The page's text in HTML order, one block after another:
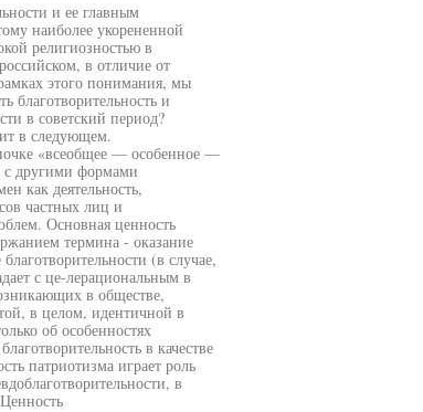
и ее главным
наиболее укорененной
религиозностью в
в отличие от
этого понимания, мы
благотворительность и
в советский период?
в следующем.
«всеобщее — особенное —
с другими формами
как деятельность,
частных лиц и
Основная ценность
термина - оказание
(в случае,
с це-лерациональным в
в обществе,
в целом, идентичной в
об особенностях
в качестве
патриотизма играет роль
в